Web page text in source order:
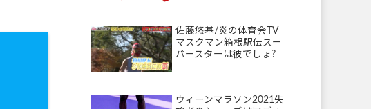
佐藤悠基/炎の体育会TV
マスクマン箱根駅伝スー
パースターは彼でしょ?
ウィーンマラソン2021失